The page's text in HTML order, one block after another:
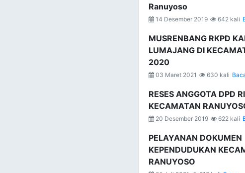
Ranuyoso
14 Desember 2019 642 kali
MUSRENBANG RKPD
LUMAJANG DI
2020
03 Maret 2021 630 kali
RESES ANGGOTA DPD
KECAMATAN
20 Desember 2019 622 kali
PELAYANAN DOKUMEN
KEPENDUDUKAN
RANUYOSO